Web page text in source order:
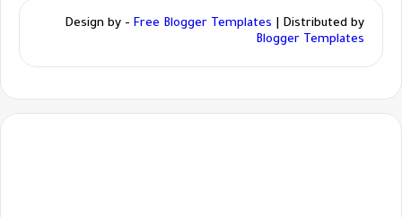
Design by - Free Blogger Templates | Distributed by
Blogger Templates